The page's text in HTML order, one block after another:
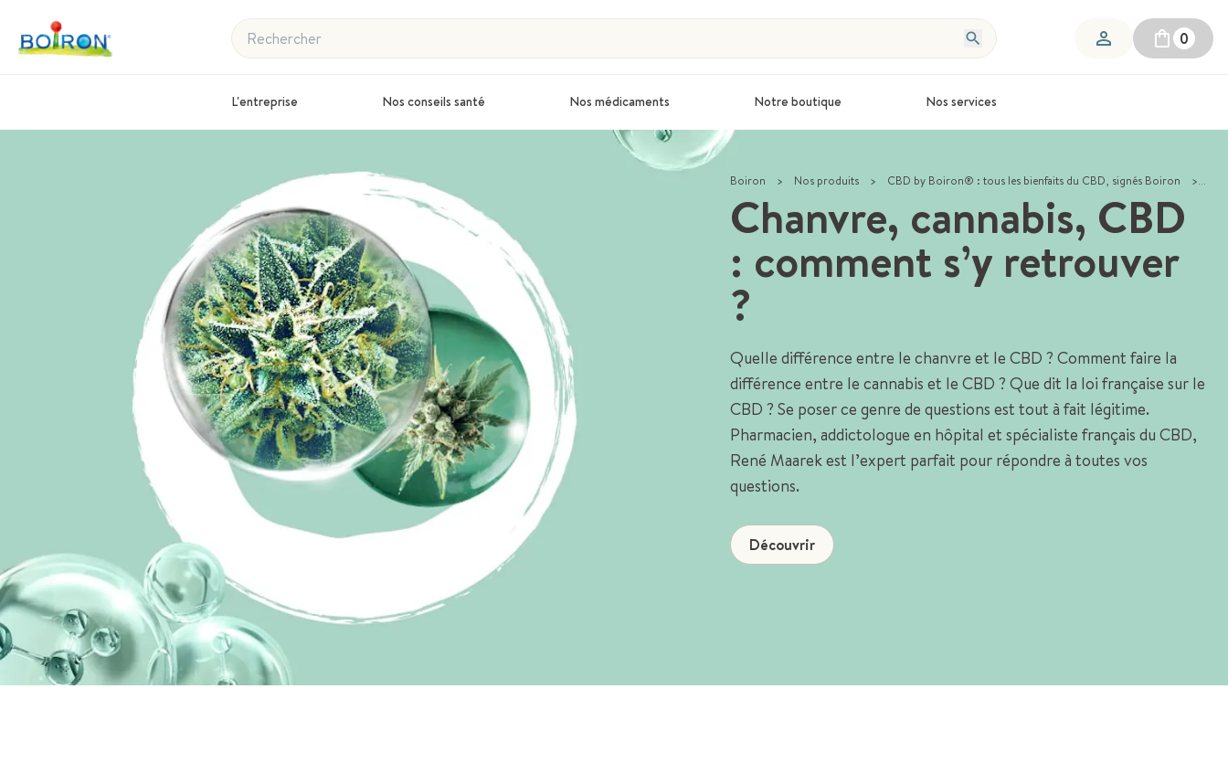
Rechercher 0
L'entreprise Nos conseils santé Nos médicaments Notre boutique Nos services
Boiron > Nos produits > CBD by Boiron® : tous les bienfaits du CBD, signés Boiron >
Chanvre, cannabis, CBD
: comment s’y retrouver
?
Quelle différence entre le chanvre et le CBD ? Comment faire la
différence entre le cannabis et le CBD ? Que dit la loi française sur le
CBD ? Se poser ce genre de questions est tout à fait légitime.
Pharmacien, addictologue en hôpital et spécialiste français du CBD,
René Maarek est l’expert parfait pour répondre à toutes vos
questions.
Découvrir